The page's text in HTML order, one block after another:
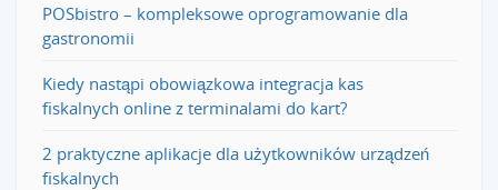
POSbistro – kompleksowe oprogramowanie dla
gastronomii
Kiedy nastąpi obowiązkowa integracja kas
fiskalnych online z terminalami do kart?
2 praktyczne aplikacje dla użytkowników urządzeń
fiskalnych